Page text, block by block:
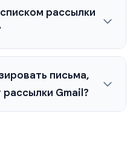
рассылки
письма,
Gmail?